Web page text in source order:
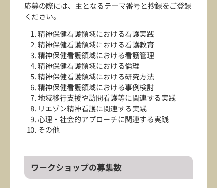
応募の際には、主となるテーマ番号と抄録をご登録
ください。
精神保健看護領域における看護実践
精神保健看護領域における看護教育
精神保健看護領域における看護管理
精神保健看護領域における倫理
精神保健看護領域における研究方法
精神保健看護領域における事例検討
地域移行支援や訪問看護等に関連する実践
リエゾン精神看護に関連する実践
心理・社会的アプローチに関連する実践
その他
ワークショップの募集数